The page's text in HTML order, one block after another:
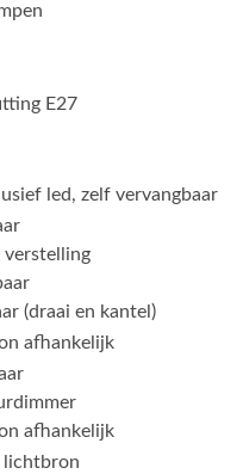
E27
led, zelf vervangbaar
verstelling
(draai en kantel)
afhankelijk
afhankelijk
lichtbron